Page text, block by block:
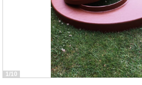
1/10